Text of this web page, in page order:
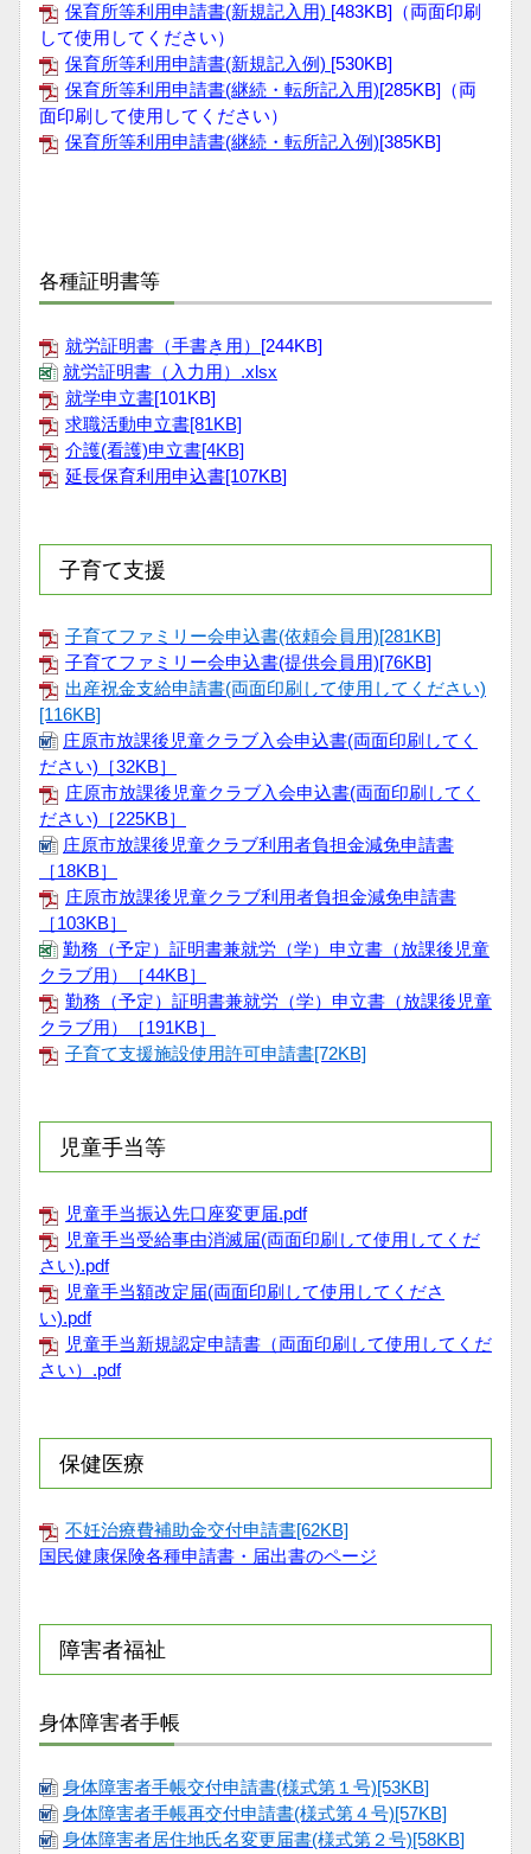
保育所等利用申請書(新規記入用) [483KB]（両面印刷
して使用してください）
保育所等利用申請書(新規記入例) [530KB]
保育所等利用申請書(継続・転所記入用)[285KB] （両
面印刷して使用してください）
保育所等利用申請書(継続・転所記入例)[385KB]
各種証明書等
就労証明書（手書き用） [244KB]
就労証明書（入力用）.xlsx
就学申立書[101KB]
求職活動申立書[81KB]
介護(看護)申立書[4KB]
延長保育利用申込書[107KB]
子育て支援
子育てファミリー会申込書(依頼会員用)[281KB]
子育てファミリー会申込書(提供会員用)[76KB]
出産祝金支給申請書(両面印刷して使用してください)
[116KB]
庄原市放課後児童クラブ入会申込書(両面印刷してく
ださい)［32KB］
庄原市放課後児童クラブ入会申込書(両面印刷してく
ださい)［225KB］
庄原市放課後児童クラブ利用者負担金減免申請書
［18KB］
庄原市放課後児童クラブ利用者負担金減免申請書
［103KB］
勤務（予定）証明書兼就労（学）申立書（放課後児童
クラブ用）［44KB］
勤務（予定）証明書兼就労（学）申立書（放課後児童
クラブ用）［191KB］
子育て支援施設使用許可申請書[72KB]
児童手当等
児童手当振込先口座変更届.pdf
児童手当受給事由消滅届(両面印刷して使用してくだ
さい).pdf
児童手当額改定届(両面印刷して使用してくださ
い).pdf
児童手当新規認定申請書（両面印刷して使用してくだ
さい）.pdf
保健医療
不妊治療費補助金交付申請書[62KB]
国民健康保険各種申請書・届出書のページ
障害者福祉
身体障害者手帳
身体障害者手帳交付申請書(様式第１号)[53KB]
身体障害者手帳再交付申請書(様式第４号)[57KB]
身体障害者居住地氏名変更届書(様式第２号)[58KB]